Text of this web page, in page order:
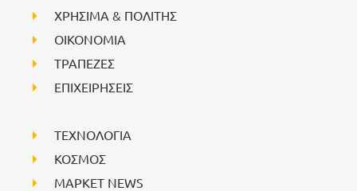
ΧΡΗΣΙΜΑ & ΠΟΛΙΤΗΣ
ΟΙΚΟΝΟΜΙΑ
ΤΡΑΠΕΖΕΣ
ΕΠΙΧΕΙΡΗΣΕΙΣ
ΤΕΧΝΟΛΟΓΙΑ
ΚΟΣΜΟΣ
ΜΑΡΚΕΤ NEWS